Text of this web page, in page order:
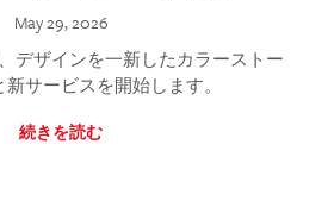
May 29, 2026
デザインを一新したカラーストー
サービスを開始します。
続きを読む